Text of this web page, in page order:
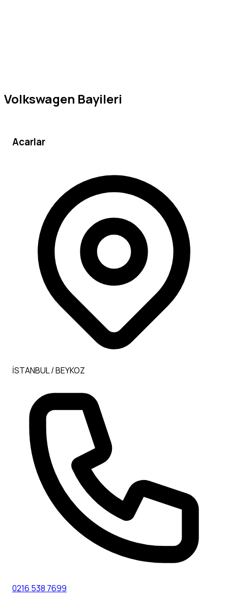
Volkswagen Bayileri
Acarlar
İSTANBUL / BEYKOZ
0216 538 7699